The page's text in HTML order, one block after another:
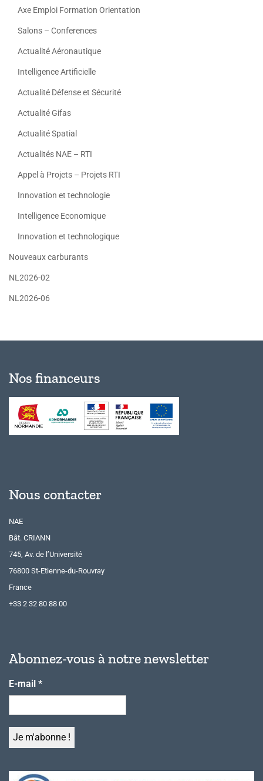
Axe Emploi Formation Orientation
Salons – Conferences
Actualité Aéronautique
Intelligence Artificielle
Actualité Défense et Sécurité
Actualité Gifas
Actualité Spatial
Actualités NAE – RTI
Appel à Projets – Projets RTI
Innovation et technologie
Intelligence Economique
Innovation et technologique
Nouveaux carburants
NL2026-02
NL2026-06
Nos financeurs
Nous contacter
NAE
Bât. CRIANN
745, Av. de l’Université
76800 St-Etienne-du-Rouvray
France
+33 2 32 80 88 00
Abonnez-vous à notre newsletter
E-mail *